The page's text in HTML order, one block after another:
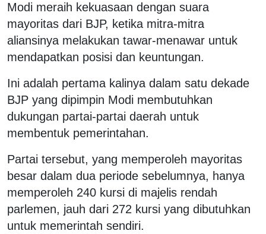
Modi meraih kekuasaan dengan suara
mayoritas dari BJP, ketika mitra-mitra
aliansinya melakukan tawar-menawar untuk
mendapatkan posisi dan keuntungan.
Ini adalah pertama kalinya dalam satu dekade
BJP yang dipimpin Modi membutuhkan
dukungan partai-partai daerah untuk
membentuk pemerintahan.
Partai tersebut, yang memperoleh mayoritas
besar dalam dua periode sebelumnya, hanya
memperoleh 240 kursi di majelis rendah
parlemen, jauh dari 272 kursi yang dibutuhkan
untuk memerintah sendiri.